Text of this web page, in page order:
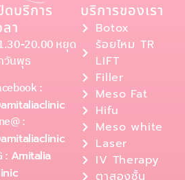
ดบริการ
ลา
20.00 หยุด
วันพุธ
:
:
: Amitalia
บริการของเรา
Botox
ร้อยไหม TR
LIFT
Filler
Meso Fat
Hifu
Meso white
Laser
IV Therapy
ตาสองชั้น